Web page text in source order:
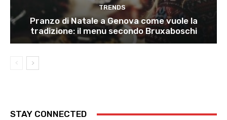
TRENDS
Pranzo di Natale a Genova come vuole la
tradizione: il menu secondo Bruxaboschi
STAY CONNECTED